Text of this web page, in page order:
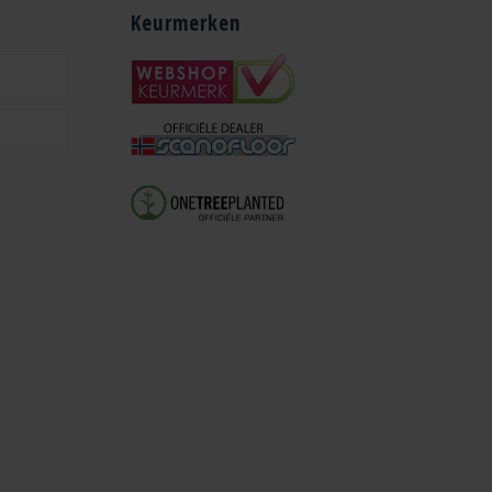
Keurmerken